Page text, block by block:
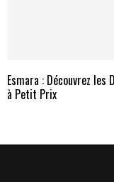
Esmara : Découvrez les
à Petit Prix